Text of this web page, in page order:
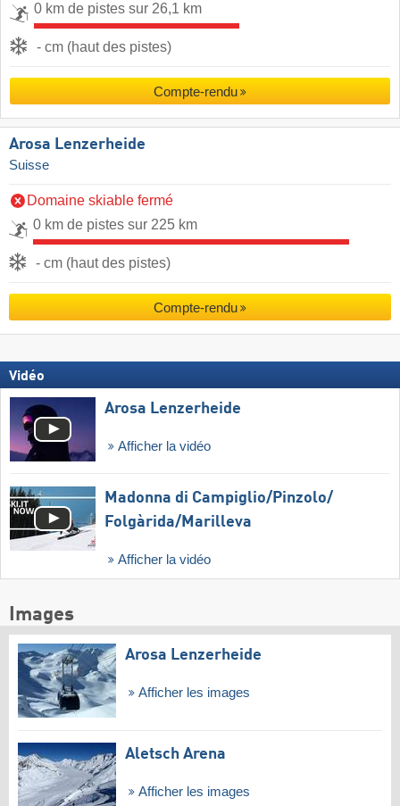
0 km de pistes sur 26,1 km
- cm (haut des pistes)
Compte-rendu
Arosa Lenzerheide
Suisse
Domaine skiable fermé
0 km de pistes sur 225 km
- cm (haut des pistes)
Compte-rendu
Vidéo
Arosa Lenzerheide
Afficher la vidéo
Madonna di Campiglio/​Pinzolo/​
Folgàrida/​Marilleva
Afficher la vidéo
Images
Arosa Lenzerheide
Afficher les images
Aletsch Arena
Afficher les images